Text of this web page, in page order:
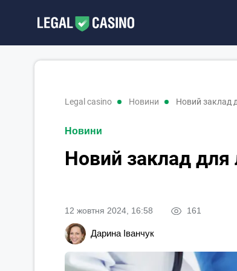
legal casino новини Новий заклад
Новини
Новий заклад для
12 жовтня 2024, 16:58 161
Дарина Іванчук